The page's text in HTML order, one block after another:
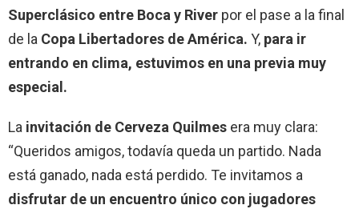
Superclásico entre Boca y River por el pase a la final
de la Copa Libertadores de América. Y, para ir
entrando en clima, estuvimos en una previa muy
especial.
La invitación de Cerveza Quilmes era muy clara:
“Queridos amigos, todavía queda un partido. Nada
está ganado, nada está perdido. Te invitamos a
disfrutar de un encuentro único con jugadores